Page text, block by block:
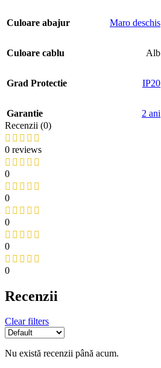
Culoare abajur Maro deschis
Culoare cablu Alb
Grad Protectie IP20
Garantie
2 ani
Recenzii (0)
0 reviews
0
0
0
0
0
Recenzii
Clear filters
Nu există recenzii până acum.